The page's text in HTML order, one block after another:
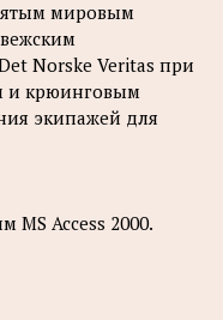
мировым
Norske Veritas при
и крюинговым
экипажей для
Access 2000.